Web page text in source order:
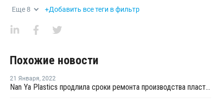
Еще 8 +Добавить все теги в фильтр
Похожие новости
21 Января, 2022
Nan Ya Plastics продлила сроки ремонта производства пластификаторов на Тайване